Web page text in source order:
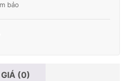
bảo
(0)